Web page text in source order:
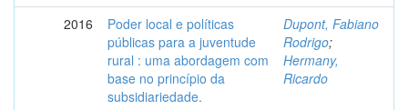
2016
Poder local e políticas
públicas para a juventude
rural : uma abordagem com
base no princípio da
subsidiariedade.
Dupont, Fabiano
Rodrigo;
Hermany,
Ricardo